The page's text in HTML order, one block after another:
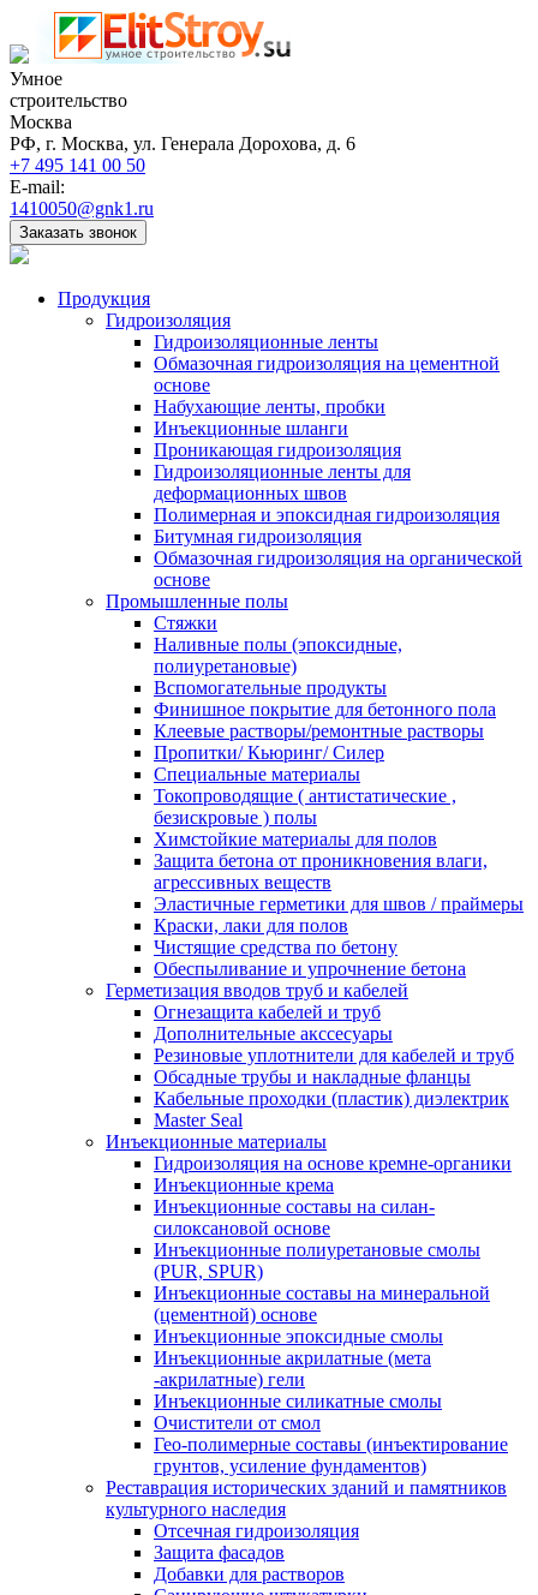
Умное
строительство
Москва
РФ, г. Москва, ул. Генерала Дорохова, д. 6
+7 495 141 00 50
E-mail:
1410050@gnk1.ru
Заказать звонок
Продукция
Гидроизоляция
Гидроизоляционные ленты
Обмазочная гидроизоляция на цементной
основе
Набухающие ленты, пробки
Инъекционные шланги
Проникающая гидроизоляция
Гидроизоляционные ленты для
деформационных швов
Полимерная и эпоксидная гидроизоляция
Битумная гидроизоляция
Обмазочная гидроизоляция на органической
основе
Промышленные полы
Стяжки
Наливные полы (эпоксидные,
полиуретановые)
Вспомогательные продукты
Финишное покрытие для бетонного пола
Клеевые растворы/ремонтные растворы
Пропитки/ Кьюринг/ Силер
Специальные материалы
Токопроводящие ( антистатические ,
безискровые ) полы
Химстойкие материалы для полов
Защита бетона от проникновения влаги,
агрессивных веществ
Эластичные герметики для швов / праймеры
Краски, лаки для полов
Чистящие средства по бетону
Обеспыливание и упрочнение бетона
Герметизация вводов труб и кабелей
Огнезащита кабелей и труб
Дополнительные акссесуары
Резиновые уплотнители для кабелей и труб
Обсадные трубы и накладные фланцы
Кабельные проходки (пластик) диэлектрик
Master Seal
Инъекционные материалы
Гидроизоляция на основе кремне-органики
Инъекционные крема
Инъекционные составы на силан-
силоксановой основе
Инъекционные полиуретановые смолы
(PUR, SPUR)
Инъекционные составы на минеральной
(цементной) основе
Инъекционные эпоксидные смолы
Инъекционные акрилатные (мета
-акрилатные) гели
Инъекционные силикатные смолы
Очистители от смол
Гео-полимерные составы (инъектирование
грунтов, усиление фундаментов)
Реставрация исторических зданий и памятников
культурного наследия
Отсечная гидроизоляция
Защита фасадов
Добавки для растворов